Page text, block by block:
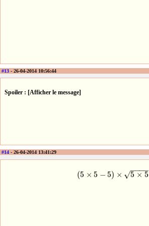
#13 - 26-04-2014 10:56:44
Spoiler : [Afficher le message]
#14 - 26-04-2014 13:41:29
(5 × 5 − 5) × 5 × 5
− −
−−
√
( 5×5−5 ×5 ×5